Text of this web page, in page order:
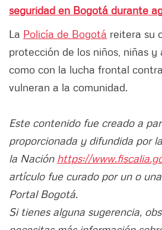
seguridad en Bogotá durante
La Policía de Bogotá reitera su
protección de los niños, niñas y
como con la lucha frontal
vulneran a la comunidad.
Este contenido fue creado a
proporcionada y difundida por
la Nación https://
artículo fue curado por un o
Portal Bogotá.
Si tienes alguna sugerencia,